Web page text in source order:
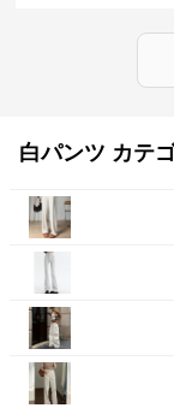
白パンツ カテ